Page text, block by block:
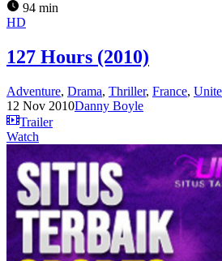
94 min
HD
127 Hours (2010)
Adventure, Drama, Thriller, France,
12 Nov 2010Danny Boyle
Trailer
Watch